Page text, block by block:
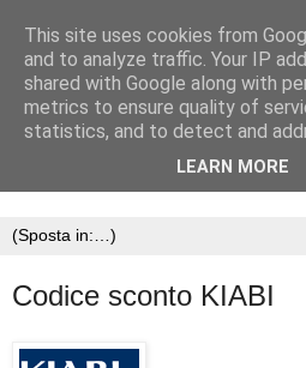
Codice sconto KIABI
This site uses cookies from
and to analyze traffic. Your IP
shared with Google along with
metrics to ensure quality of
statistics, and to detect and
LEARN MORE